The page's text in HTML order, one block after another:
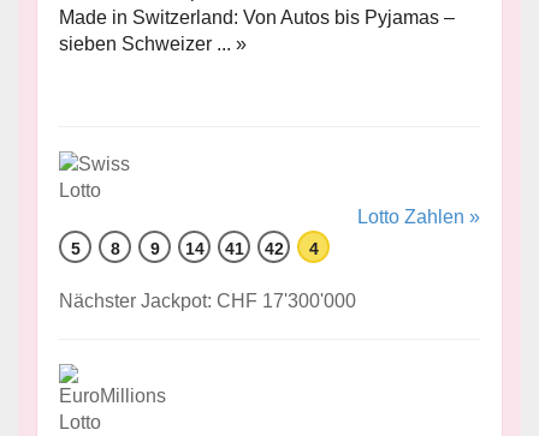
Made in Switzerland: Von Autos bis Pyjamas –
sieben Schweizer ... »
Lotto Zahlen »
5 8 9 14 41 42 4
Nächster Jackpot: CHF 17'300'000